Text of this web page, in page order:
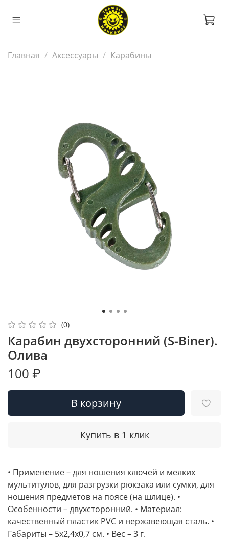
Главная Аксессуары Карабины
(0)
Карабин двухсторонний (S-Biner).
Олива
100 ₽
В корзину
Купить в 1 клик
• Применение – для ношения ключей и мелких
мультитулов, для разгрузки рюкзака или сумки, для
ношения предметов на поясе (на шлице). •
Особенности – двухсторонний. • Материал:
качественный пластик PVC и нержавеющая сталь. •
Габариты – 5х2,4х0,7 см. • Вес – 3 г.